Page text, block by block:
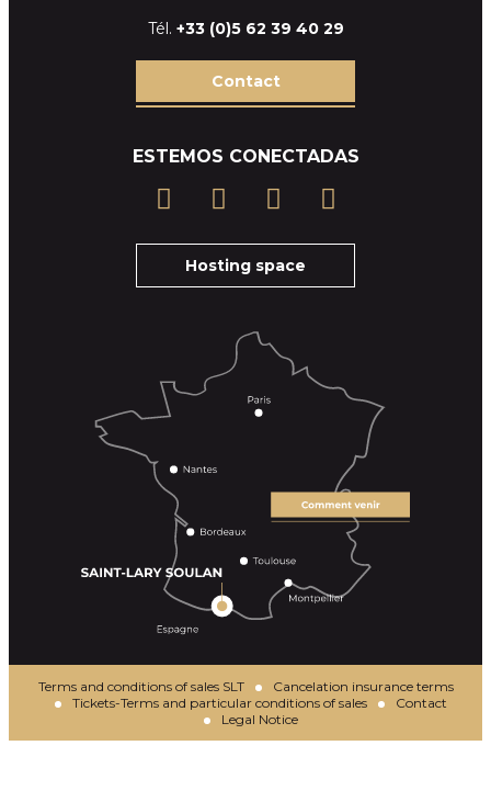
Tél. +33 (0)5 62 39 40 29
Contact
ESTEMOS CONECTADAS
Hosting space
Terms and conditions of sales SLT
Cancelation insurance terms
Tickets-Terms and particular conditions of sales
Contact
Legal Notice